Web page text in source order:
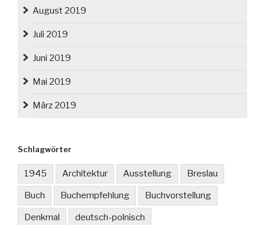
August 2019
Juli 2019
Juni 2019
Mai 2019
März 2019
Schlagwörter
1945 Architektur Ausstellung Breslau
Buch Buchempfehlung Buchvorstellung
Denkmal deutsch-polnisch